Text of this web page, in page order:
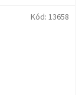
Kód: 13658